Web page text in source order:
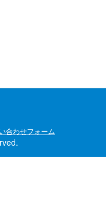
合わせフォーム